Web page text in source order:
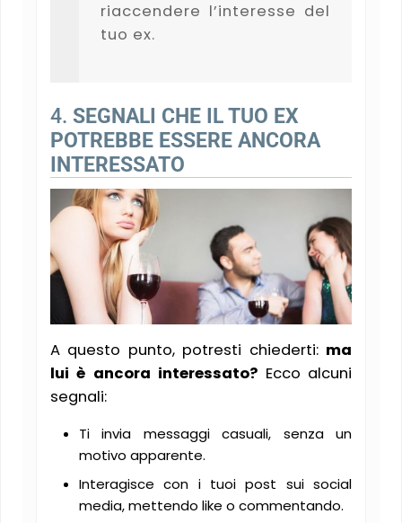
riaccendere l’interesse del
tuo ex.
4. SEGNALI CHE IL TUO EX
POTREBBE ESSERE ANCORA
INTERESSATO
A questo punto, potresti chiederti: ma
lui è ancora interessato? Ecco alcuni
segnali:
Ti invia messaggi casuali, senza un
motivo apparente.
Interagisce con i tuoi post sui social
media, mettendo like o commentando.